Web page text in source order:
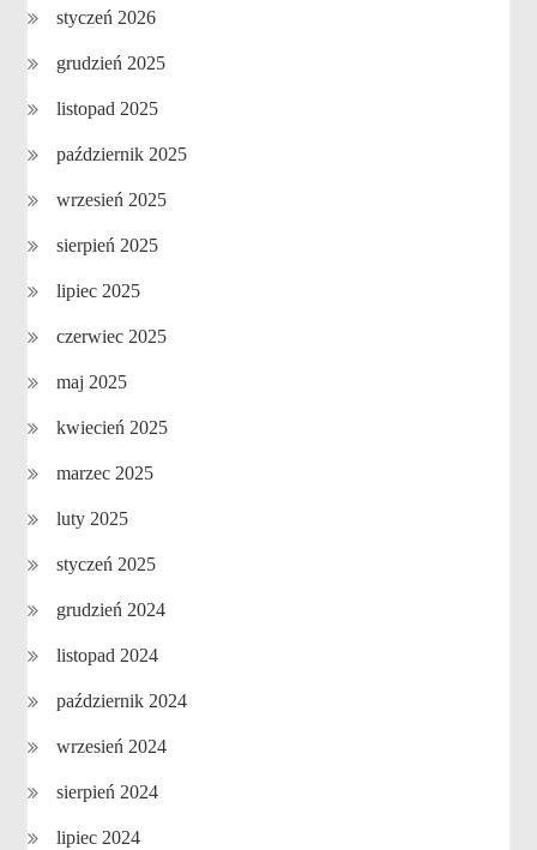
styczeń 2026
grudzień 2025
listopad 2025
październik 2025
wrzesień 2025
sierpień 2025
lipiec 2025
czerwiec 2025
maj 2025
kwiecień 2025
marzec 2025
luty 2025
styczeń 2025
grudzień 2024
listopad 2024
październik 2024
wrzesień 2024
sierpień 2024
lipiec 2024